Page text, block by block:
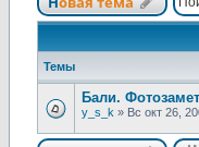
Темы
Бали.
y_s_k » Вс окт 26,